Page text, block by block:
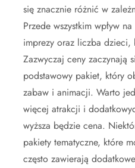
się znacznie różnić w
Przede wszystkim wpływ
imprezy oraz liczba dzieci,
Zazwyczaj ceny zaczynają
podstawowy pakiet, który
zabaw i animacji. Warto
więcej atrakcji i
wyższa będzie cena.
pakiety tematyczne, które
często zawierają